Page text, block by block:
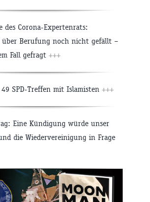
des Corona-Expertenrats:
über Berufung noch nicht gefällt –
Fall gefragt +++
SPD-Treffen mit Islamisten +++
Eine Kündigung würde unser
die Wiedervereinigung in Frage